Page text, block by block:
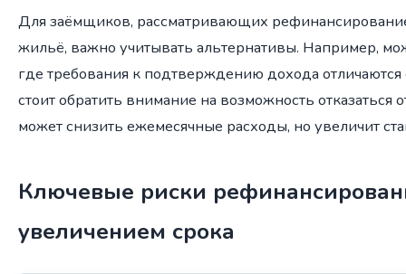
Для заёмщиков, рассматривающих
жильё, важно учитывать альтернативы. Например,
где требования к подтверждению дохода отличаются
стоит обратить внимание на возможность отказаться
может снизить ежемесячные расходы, но увеличит
Ключевые риски
увеличением срока